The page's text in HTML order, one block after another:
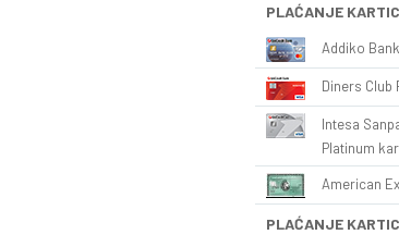
PLAĆANJE
Addiko
Diners Club
Intesa
Platinum
American
PLAĆANJE